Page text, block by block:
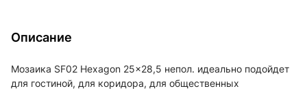
Описание
Мозаика SF02 Hexagon 25x28,5 непол. идеально подойдет
для гостиной, для коридора, для общественных